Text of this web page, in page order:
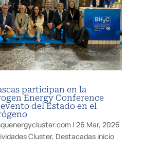
participan en la
Energy Conference
del Estado en el
| 26 Mar, 2026
Cluster, Destacadas inicio